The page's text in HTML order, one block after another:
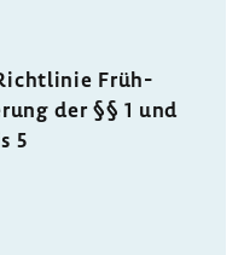
Früh-
der §§ 1 und
5